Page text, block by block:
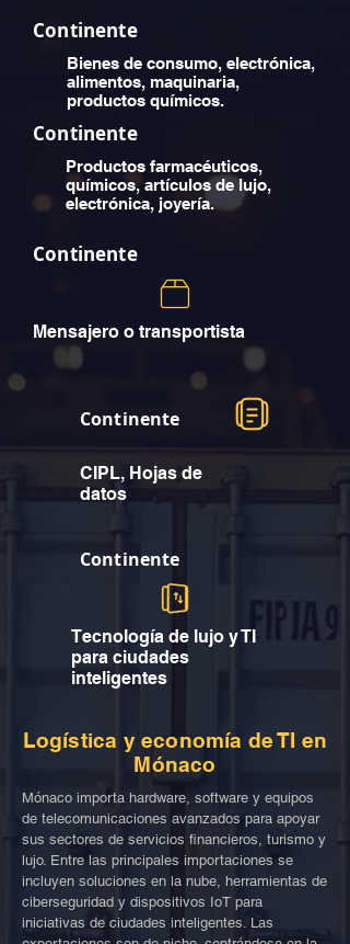
Continente
Bienes de consumo, electrónica,
alimentos, maquinaria,
productos químicos.
Continente
Productos farmacéuticos,
químicos, artículos de lujo,
electrónica, joyería.
Continente
Mensajero o transportista
Continente
CIPL, Hojas de
datos
Continente
Tecnología de lujo y TI
para ciudades
inteligentes
Logística y economía de TI en
Mónaco
Mónaco importa hardware, software y equipos
de telecomunicaciones avanzados para apoyar
sus sectores de servicios financieros, turismo y
lujo. Entre las principales importaciones se
incluyen soluciones en la nube, herramientas de
ciberseguridad y dispositivos IoT para
iniciativas de ciudades inteligentes. Las